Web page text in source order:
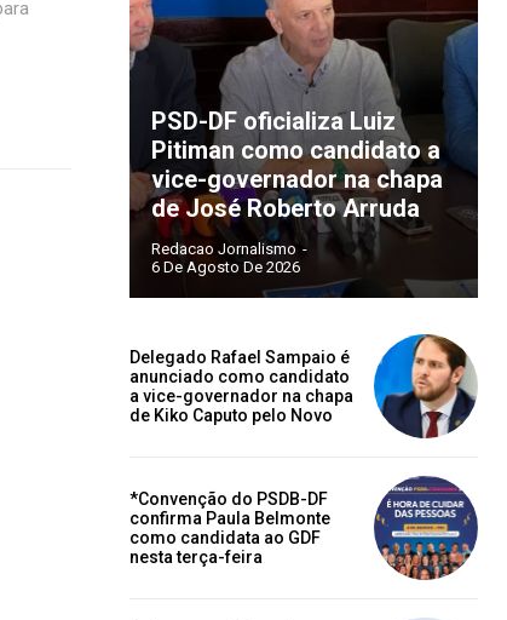
PSD-DF oficializa Luiz
Pitiman como candidato a
vice-governador na chapa
de José Roberto Arruda
Redacao Jornalismo -
6 De Agosto De 2026
Delegado Rafael Sampaio é
anunciado como candidato
a vice-governador na chapa
de Kiko Caputo pelo Novo
*Convenção do PSDB-DF
confirma Paula Belmonte
como candidata ao GDF
nesta terça-feira